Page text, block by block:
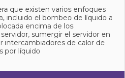
que existen varios enfoques
incluido el bombeo de líquido a
encima de los
sumergir el servidor en
intercambiadores de calor de
por líquido